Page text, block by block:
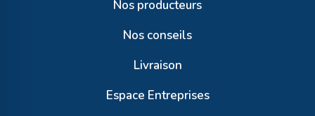
Nos producteurs
Nos conseils
Livraison
Espace Entreprises